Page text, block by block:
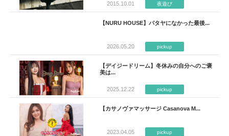
2015.10.01 夜遊び
【NURU HOUSE】パタヤになかった最後...
2026.05.20 pickup
【デイジードリーム】冬休みの自分へのご褒
美は...
2025.12.22 pickup
【カサノヴァマッサージ Casanova M...
2023.04.05 pickup